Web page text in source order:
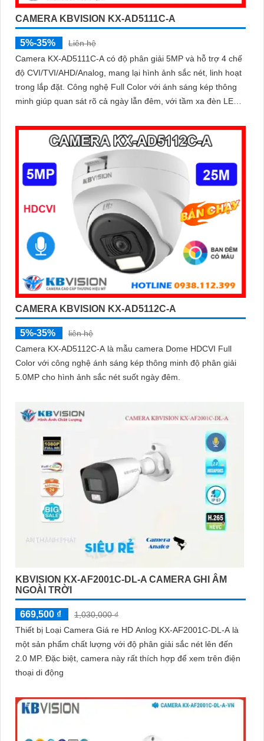
CAMERA KBVISION KX-AD5111C-A
5%-35%
Liên hệ
Camera KX-AD5111C-A có độ phân giải 5MP và hỗ trợ 4 chế
độ CVI/TVI/AHD/Analog, mang lại hình ảnh sắc nét, linh hoạt
trong lắp đặt. Công nghệ Full Color với ánh sáng kép thông
minh giúp quan sát rõ cả ngày lẫn đêm, với tầm xa đèn LED
CAMERA KBVISION KX-AD5112C-A
5%-35%
liên hệ
Camera KX-AD5112C-A là mẫu camera Dome HDCVI Full
Color với công nghệ ánh sáng kép thông minh độ phân giải
5.0MP cho hình ảnh sắc nét suốt ngày đêm.
KBVISION KX-AF2001C-DL-A CAMERA GHI ÂM
NGOÀI TRỜI
669,500 ₫
1,030,000 ₫
Thiết bị Loại Camera Giá re HD Anlog KX-AF2001C-DL-A là
một sản phẩm chất lượng với độ phân giải sắc nét lên đến
2.0 MP. Đặc biệt, camera này rất thích hợp để xem trên điện
thoại di động